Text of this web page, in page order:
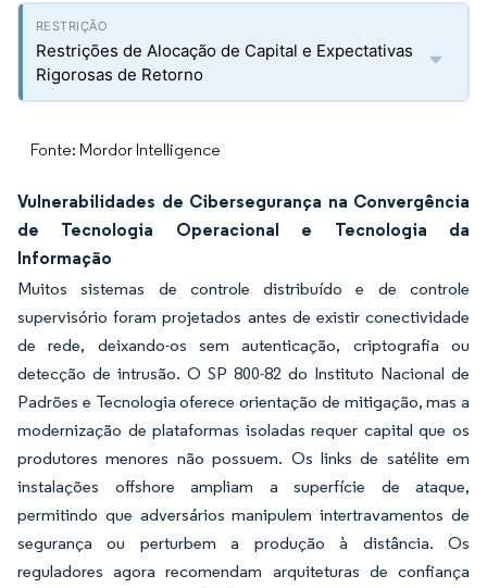
Restrições de Alocação de Capital e Expectativas
Rigorosas de Retorno
Fonte: Mordor Intelligence
Vulnerabilidades de Cibersegurança na Convergência
de Tecnologia Operacional e Tecnologia da
Informação
Muitos sistemas de controle distribuído e de controle
supervisório foram projetados antes de existir conectividade
de rede, deixando-os sem autenticação, criptografia ou
detecção de intrusão. O SP 800-82 do Instituto Nacional de
Padrões e Tecnologia oferece orientação de mitigação, mas a
modernização de plataformas isoladas requer capital que os
produtores menores não possuem. Os links de satélite em
instalações offshore ampliam a superfície de ataque,
permitindo que adversários manipulem intertravamentos de
segurança ou perturbem a produção à distância. Os
reguladores agora recomendam arquiteturas de confiança